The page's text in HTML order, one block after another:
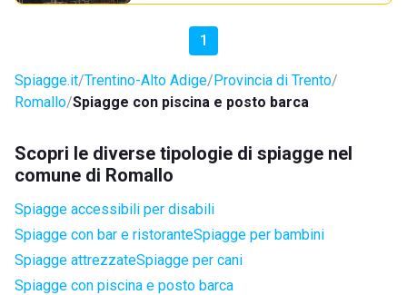
1
Spiagge.it Trentino-Alto Adige Provincia di Trento
Romallo Spiagge con piscina e posto barca
Scopri le diverse tipologie di spiagge nel
comune di Romallo
Spiagge accessibili per disabili
Spiagge con bar e ristoranteSpiagge per bambini
Spiagge attrezzateSpiagge per cani
Spiagge con piscina e posto barca